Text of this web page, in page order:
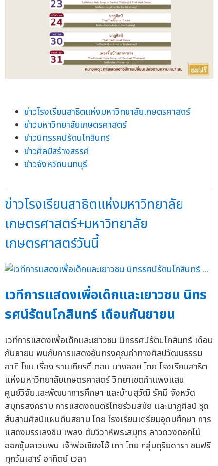
ข่าวโรงเรียนสาธิตแห่งมหาวิทยาลัยเกษตรศาสตร์
ข่าวมหาวิทยาลัยเกษตรศาสตร์
ข่าวนิทรรศน์รัตนโกสินทร์
ข่าวศิลป์สร้างสรรค์
ข่าวจังหวัดนนทบุรี
ข่าวโรงเรียนสาธิตแห่งมหาวิทยาลัย
เกษตรศาสตร์+มหาวิทยาลัย
เกษตรศาสตร์วันนี้
เวทีการแสดงเพื่อเด็กและเยาวชน นิทร
รศน์รัตนโกสินทร์ เดือนกันยายน
เวทีการแสดงเพื่อเด็กและเยาวชน นิทรรศน์รัตนโกสินทร์ เดือน
กันยายน พบกับการแสดงอันทรงคุณค่าทางศิลปวัฒนธรรม
อาทิ โขน เรื่อง รามเกียรติ์ ตอน นางลอย โดย โรงเรียนสาธิต
แห่งมหาวิทยาลัยเกษตรศาสตร์ วิทยาเขตกำแพงแสน
ศูนย์วิจัยและพัฒนาการศึกษา และบ้านสุวัฒิ รัศมี จังหวัด
สมุทรสงคราม การแสดงดนตรีไทยร่วมสมัย และนาฏศิลป์ ชุด
สืบสานศิลป์แผ่นดินสยาม โดย โรงเรียนเตรียมอุดมศึกษา การ
แสดงบรรเลงขิม เพลง ตับวิวาห์พระสมุทร ลาวดวงดอกไม้
ออกซุ้มลาวแพน เจ้าพ่อเซี่ยงไฮ้ เถา โดย กลุ่มดุริยดารา ชมฟรี
ทุกวันเสาร์ อาทิตย์ เวลา